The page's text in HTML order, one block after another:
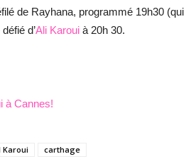
de Rayhana, programmé 19h30 (qui
d’Ali Karoui à 20h 30.
à Cannes!
Karoui
carthage